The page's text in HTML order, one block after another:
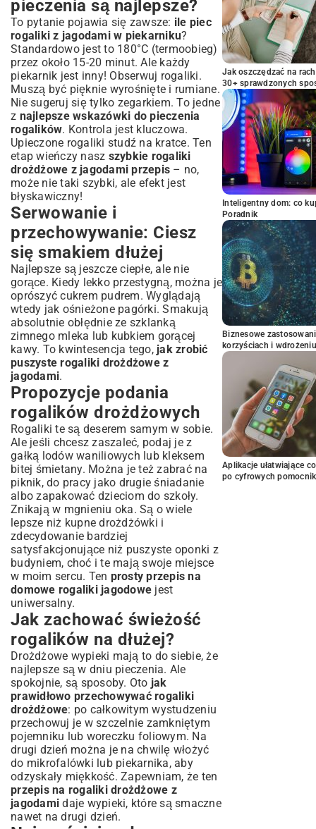
pieczenia są najlepsze?
To pytanie pojawia się zawsze: ile piec
rogaliki z jagodami w piekarniku?
Standardowo jest to 180°C (termoobieg)
przez około 15-20 minut. Ale każdy
piekarnik jest inny! Obserwuj rogaliki.
Muszą być pięknie wyrośnięte i rumiane.
Nie sugeruj się tylko zegarkiem. To jedne
z najlepsze wskazówki do pieczenia
rogalików. Kontrola jest kluczowa.
Upieczone rogaliki studź na kratce. Ten
etap wieńczy nasz szybkie rogaliki
drożdżowe z jagodami przepis – no,
może nie taki szybki, ale efekt jest
błyskawiczny!
Serwowanie i
przechowywanie: Ciesz
się smakiem dłużej
Najlepsze są jeszcze ciepłe, ale nie
gorące. Kiedy lekko przestygną, można je
oprószyć cukrem pudrem. Wyglądają
wtedy jak ośnieżone pagórki. Smakują
absolutnie obłędnie ze szklanką
zimnego mleka lub kubkiem gorącej
kawy. To kwintesencja tego, jak zrobić
puszyste rogaliki drożdżowe z
jagodami.
Propozycje podania
rogalików drożdżowych
Rogaliki te są deserem samym w sobie.
Ale jeśli chcesz zaszaleć, podaj je z
gałką lodów waniliowych lub kleksem
bitej śmietany. Można je też zabrać na
piknik, do pracy jako drugie śniadanie
albo zapakować dzieciom do szkoły.
Znikają w mgnieniu oka. Są o wiele
lepsze niż kupne drożdżówki i
zdecydowanie bardziej
satysfakcjonujące niż puszyste oponki z
budyniem, choć i te mają swoje miejsce
w moim sercu. Ten prosty przepis na
domowe rogaliki jagodowe jest
uniwersalny.
Jak zachować świeżość
rogalików na dłużej?
Drożdżowe wypieki mają to do siebie, że
najlepsze są w dniu pieczenia. Ale
spokojnie, są sposoby. Oto jak
prawidłowo przechowywać rogaliki
drożdżowe: po całkowitym wystudzeniu
przechowuj je w szczelnie zamkniętym
pojemniku lub woreczku foliowym. Na
drugi dzień można je na chwilę włożyć
do mikrofalówki lub piekarnika, aby
odzyskały miękkość. Zapewniam, że ten
przepis na rogaliki drożdżowe z
jagodami daje wypieki, które są smaczne
nawet na drugi dzień.
Jak oszczędzać na
30+ sprawdzonych
Inteligentny dom: co
Poradnik
Biznesowe
korzyściach i wdrożeniu
Aplikacje ułatwiające
po cyfrowych